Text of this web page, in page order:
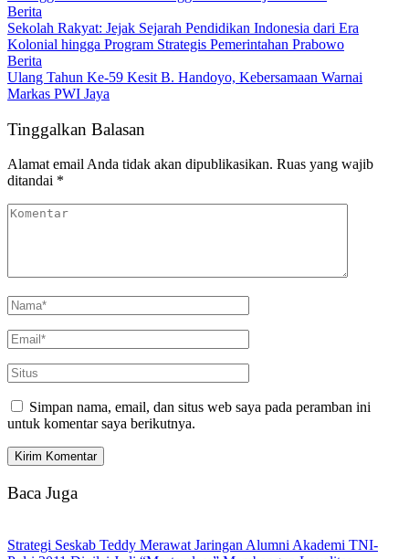
Berita
Sekolah Rakyat: Jejak Sejarah Pendidikan Indonesia dari Era
Kolonial hingga Program Strategis Pemerintahan Prabowo
Berita
Ulang Tahun Ke-59 Kesit B. Handoyo, Kebersamaan Warnai
Markas PWI Jaya
Tinggalkan Balasan
Alamat email Anda tidak akan dipublikasikan. Ruas yang wajib
ditandai *
Simpan nama, email, dan situs web saya pada peramban ini
untuk komentar saya berikutnya.
Baca Juga
Strategi Seskab Teddy Merawat Jaringan Alumni Akademi TNI-